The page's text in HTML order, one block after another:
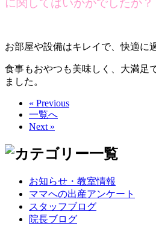
に関してはいかがでしたか？
お部屋や設備はキレイで、快適に
食事もおやつも美味しく、大満足
ました。
« Previous
一覧へ
Next »
お知らせ・教室情報
ママへの出産アンケート
スタッフブログ
院長ブログ